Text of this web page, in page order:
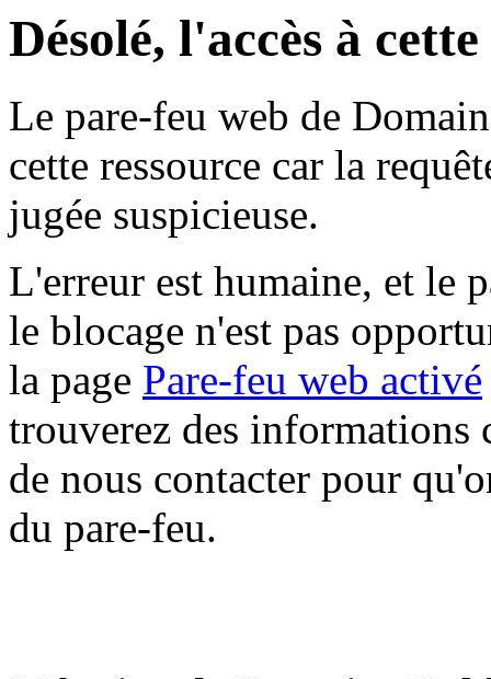
Désolé, l'accès à
Le pare-feu web de
cette ressource car la
jugée suspicieuse.
L'erreur est humaine, et le
le blocage n'est pas
la page Pare-feu web activé
trouverez des informations
de nous contacter pour
du pare-feu.